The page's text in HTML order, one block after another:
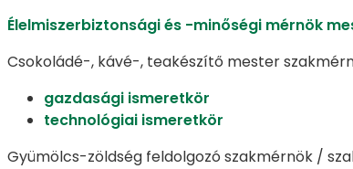
Élelmiszerbiztonsági és -minőségi mérnök
Csokoládé-, kávé-, teakészítő mester
gazdasági ismeretkör
technológiai ismeretkör
Gyümölcs-zöldség feldolgozó szakmérnök /